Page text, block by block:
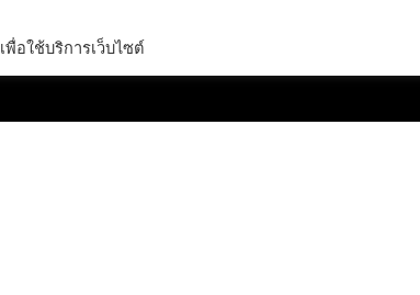
เพื่อใช้บริการเว็บไซต์